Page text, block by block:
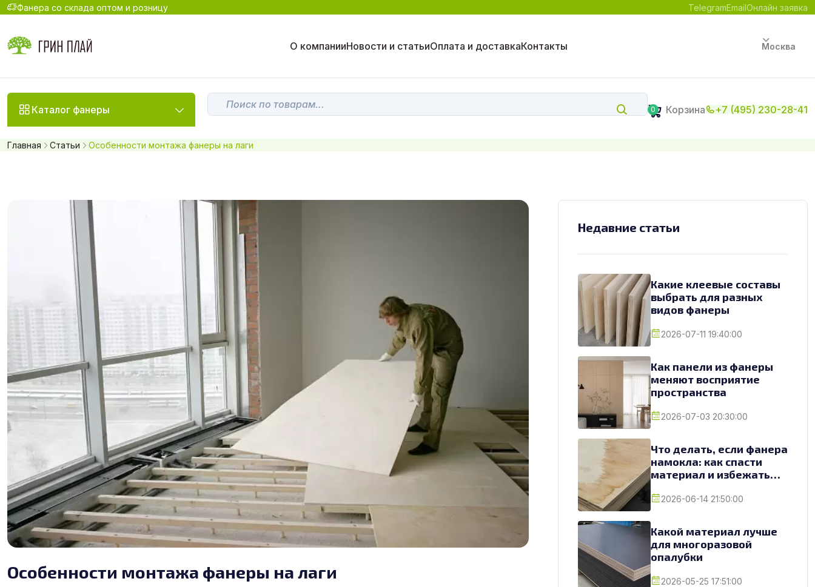
Фанера со склада оптом и розницу TelegramEmailОнлайн заявка
О компанииНовости и статьиОплата и доставкаКонтакты Москва
Каталог фанеры 0 Корзина +7 (495) 230-28-41
Главная Статьи Особенности монтажа фанеры на лаги
Особенности монтажа фанеры на лаги
Недавние статьи
Какие клеевые составы
выбрать для разных
видов фанеры
2026-07-11 19:40:00
Как панели из фанеры
меняют восприятие
пространства
2026-07-03 20:30:00
Что делать, если фанера
намокла: как спасти
материал и избежать
2026-06-14 21:50:00
Какой материал лучше
для многоразовой
опалубки
2026-05-25 17:51:00